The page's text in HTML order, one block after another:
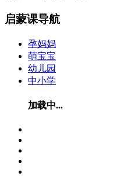
启蒙课导航
孕妈妈
萌宝宝
幼儿园
中小学
加载中...